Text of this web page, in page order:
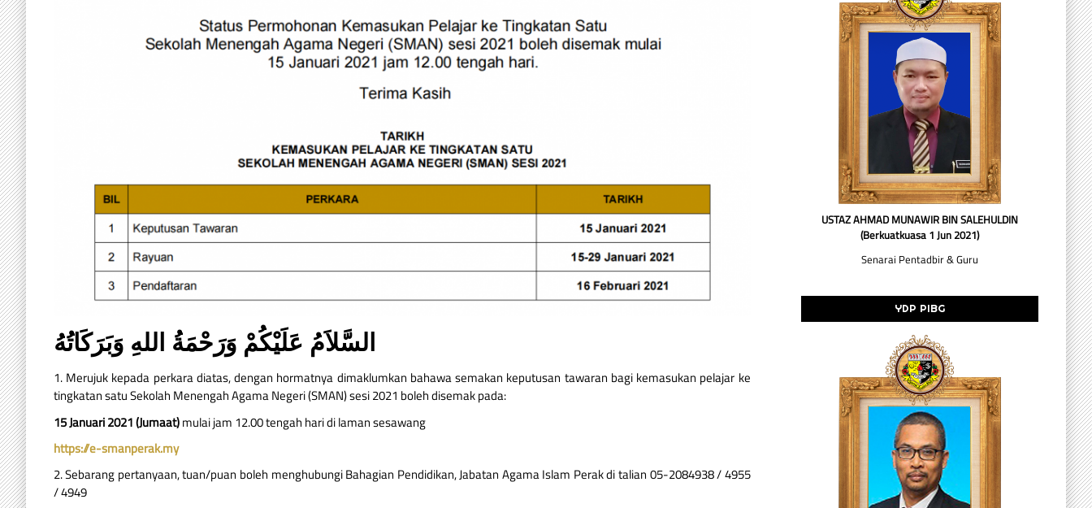
السَّلاَمُ عَلَيْكُمْ وَرَحْمَةُ اللهِ وَبَرَكَاتُهُ
1. Merujuk kepada perkara diatas, dengan hormatnya dimaklumkan bahawa semakan keputusan tawaran bagi kemasukan pelajar ke
tingkatan satu Sekolah Menengah Agama Negeri (SMAN) sesi 2021 boleh disemak pada:
15 Januari 2021 (Jumaat)mulai jam 12.00 tengah hari di laman sesawang
https://e-smanperak.my
2. Sebarang pertanyaan, tuan/puan boleh menghubungi Bahagian Pendidikan, Jabatan Agama Islam Perak di talian 05-2084938 / 4955
/ 4949
USTAZ AHMAD MUNAWIR BIN SALEHULDIN
(Berkuatkuasa 1 Jun 2021)
Senarai Pentadbir & Guru
YDP PIBG